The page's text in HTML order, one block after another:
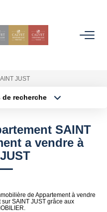
JUST
recherche
Budget max
Créer une alerte
SAINT
a vendre à
de Appartement à vendre
SAINT JUST grâce aux